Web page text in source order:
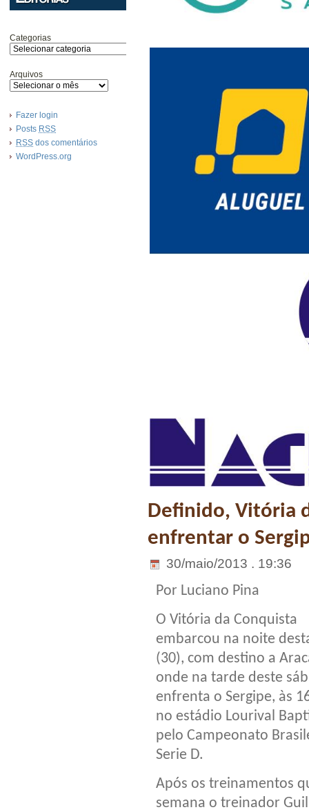
Categorias
Arquivos
Fazer login
Posts RSS
RSS dos comentários
WordPress.org
Definido, Vitória
enfrentar o
30/maio/2013 . 19:36
Por Luciano Pina
O Vitória da Conquista
embarcou na noite
(30), com destino a
onde na tarde deste
enfrenta o Sergipe, às
no estádio Lourival
pelo Campeonato
Serie D.
Após os treinamentos
semana o treinador